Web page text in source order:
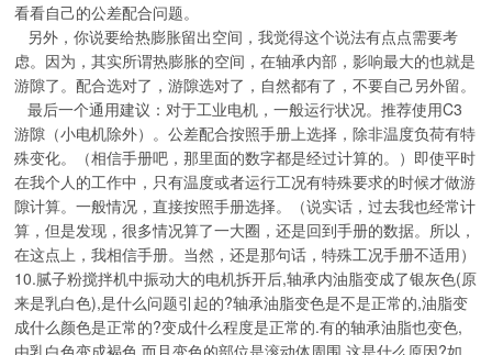
看看自己的公差配合问题。
另外，你说要给热膨胀留出空间，我觉得这个说法有点点需要考
虑。因为，其实所谓热膨胀的空间，在轴承内部，影响最大的也就是
游隙了。配合选对了，游隙选对了，自然都有了，不要自己另外留。
最后一个通用建议：对于工业电机，一般运行状况。推荐使用C3
游隙（小电机除外）。公差配合按照手册上选择，除非温度负荷有特
殊变化。（相信手册吧，那里面的数字都是经过计算的。）即使平时
在我个人的工作中，只有温度或者运行工况有特殊要求的时候才做游
隙计算。一般情况，直接按照手册选择。（说实话，过去我也经常计
算，但是发现，很多情况算了一大圈，还是回到手册的数据。所以，
在这点上，我相信手册。当然，还是那句话，特殊工况手册不适用）
10.腻子粉搅拌机中振动大的电机拆开后,轴承内油脂变成了银灰色(原
来是乳白色),是什么问题引起的?轴承油脂变色是不是正常的,油脂变
成什么颜色是正常的?变成什么程度是正常的.有的轴承油脂也变色,
由乳白色变成褐色,而且变色的部位是滚动体周围,这是什么原因?如